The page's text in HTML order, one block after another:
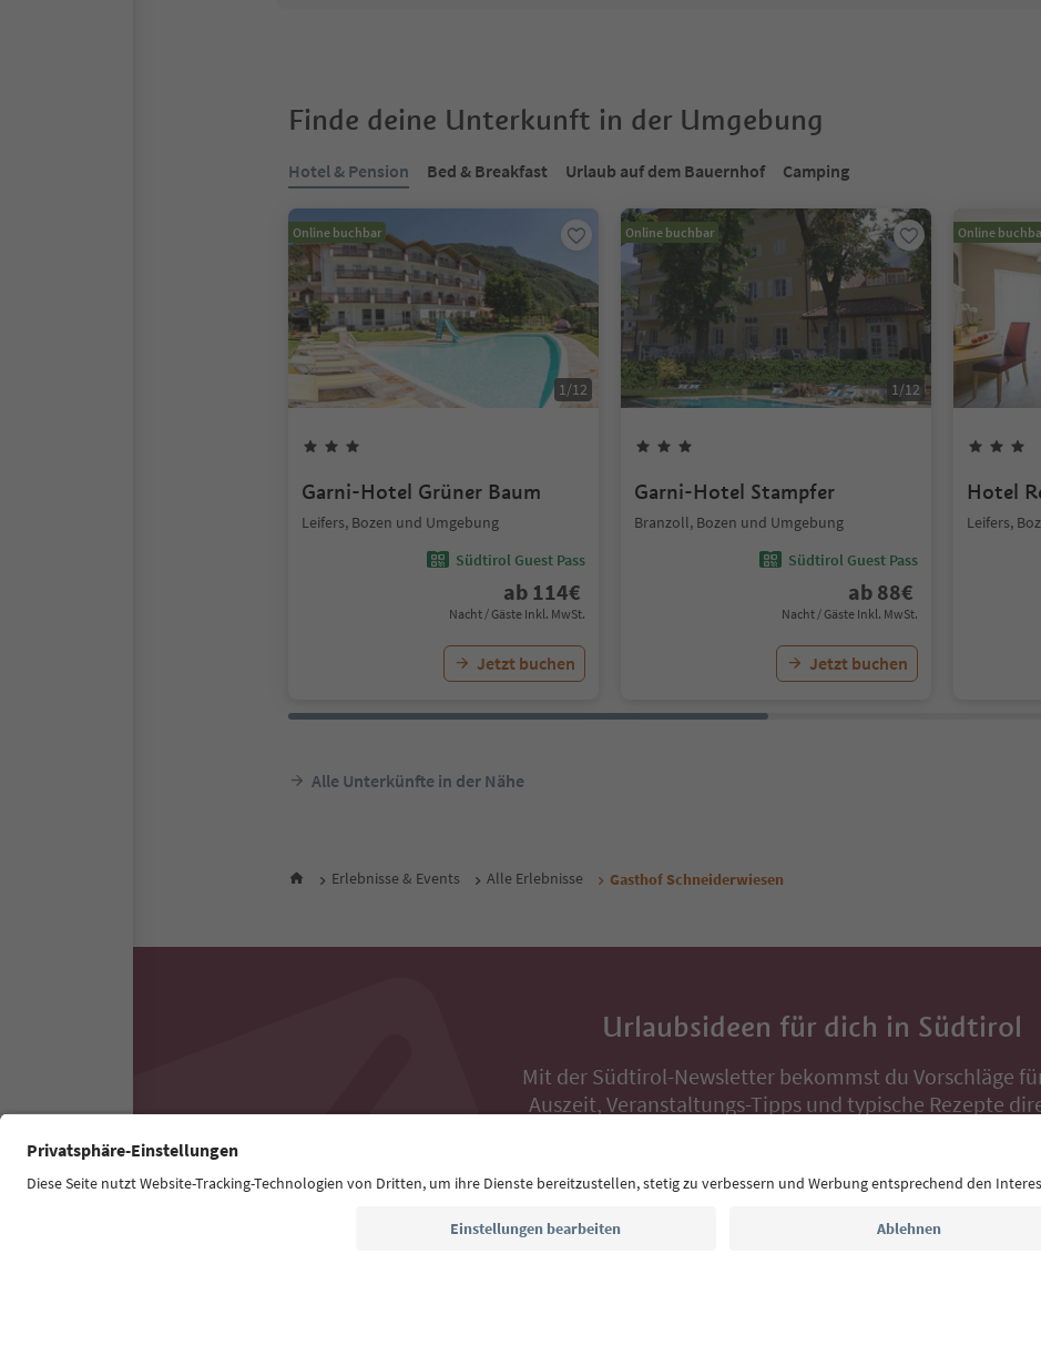
Finde deine Unterkunft in der Umgebung
Hotel & Pension Bed & Breakfast Urlaub auf dem Bauernhof Camping
Online buchbar
1/12
Garni-Hotel Grüner Baum
Leifers, Bozen und Umgebung
Südtirol Guest Pass
ab 114€
Nacht / Gäste Inkl. MwSt.
Jetzt buchen
Online buchbar
1/12
Garni-Hotel Stampfer
Branzoll, Bozen und Umgebung
Südtirol Guest Pass
ab 88€
Nacht / Gäste Inkl. MwSt.
Jetzt buchen
Online
Hotel
Leifers,
Alle Unterkünfte in der Nähe
Erlebnisse & Events Alle Erlebnisse Gasthof Schneiderwiesen
Urlaubsideen für dich in Südtirol
Mit der Südtirol-Newsletter bekommst du Vorschläge
Auszeit, Veranstaltungs-Tipps und typische Rezepte